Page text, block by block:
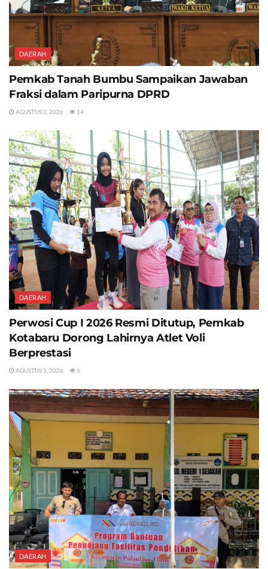
DAERAH
Pemkab Tanah Bumbu Sampaikan Jawaban
Fraksi dalam Paripurna DPRD
AGUSTUS 3, 2026 14
DAERAH
Perwosi Cup I 2026 Resmi Ditutup, Pemkab
Kotabaru Dorong Lahirnya Atlet Voli
Berprestasi
AGUSTUS 3, 2026 6
DAERAH